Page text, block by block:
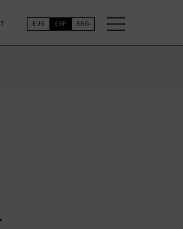
EUS ESP ENG